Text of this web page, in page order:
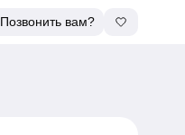
Позвонить вам?